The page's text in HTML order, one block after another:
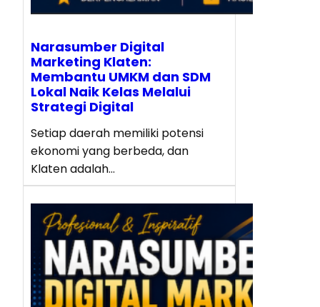
Narasumber Digital
Marketing Klaten:
Membantu UMKM dan SDM
Lokal Naik Kelas Melalui
Strategi Digital
Setiap daerah memiliki potensi
ekonomi yang berbeda, dan
Klaten adalah…